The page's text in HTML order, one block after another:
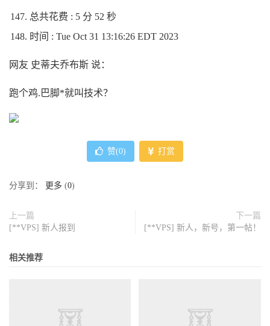
总共花费 : 5 分 52 秒
时间 : Tue Oct 31 13:16:26 EDT 2023
网友 史蒂夫乔布斯 说：
跑个鸡.巴脚*就叫技术？
赞(0) 打赏
分享到： 更多 (0)
上一篇
[**VPS] 新人报到
下一篇
[**VPS] 新人，新号，第一帖！
相关推荐